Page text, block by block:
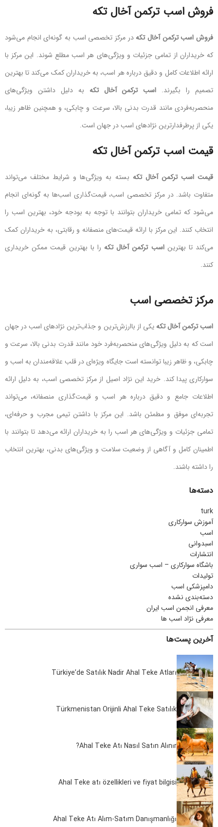
فروش اسب ترکمن آخال تکه
فروش اسب ترکمن آخال تکه در مرکز تخصصی اسب به گونه‌ای انجام می‌شود
که خریداران از تمامی جزئیات و ویژگی‌های هر اسب مطلع شوند. این مرکز با
ارائه اطلاعات کامل و دقیق درباره هر اسب، به خریداران کمک می‌کند تا بهترین
تصمیم را بگیرند. اسب ترکمن آخال تکه به دلیل داشتن ویژگی‌های
منحصربه‌فردی مانند قدرت بدنی بالا، سرعت و چابکی، و همچنین ظاهر زیبا،
یکی از پرطرفدارترین نژادهای اسب در جهان است.
قیمت اسب ترکمن آخال تکه
قیمت اسب ترکمن آخال تکه بسته به ویژگی‌ها و شرایط مختلف می‌تواند
متفاوت باشد. در مرکز تخصصی اسب، قیمت‌گذاری اسب‌ها به گونه‌ای انجام
می‌شود که تمامی خریداران بتوانند با توجه به بودجه خود، بهترین اسب را
انتخاب کنند. این مرکز با ارائه قیمت‌های منصفانه و رقابتی، به خریداران کمک
می‌کند تا بهتریناسب ترکمن آخال تکه را با بهترین قیمت ممکن خریداری
کنند.
مرکز تخصصی اسب
اسب ترکمن آخال تکه یکی از باارزش‌ترین و جذاب‌ترین نژادهای اسب در جهان
است که به دلیل ویژگی‌های منحصربه‌فرد خود مانند قدرت بدنی بالا، سرعت و
چابکی، و ظاهر زیبا توانسته است جایگاه ویژه‌ای در قلب علاقه‌مندان به اسب و
سوارکاری پیدا کند. خرید این نژاد اصیل از مرکز تخصصی اسب، به دلیل ارائه
اطلاعات جامع و دقیق درباره هر اسب و قیمت‌گذاری منصفانه، می‌تواند
تجربه‌ای موفق و مطمئن باشد. این مرکز با داشتن تیمی مجرب و حرفه‌ای،
تمامی جزئیات و ویژگی‌های هر اسب را به خریداران ارائه می‌دهد تا بتوانند با
اطمینان کامل و آگاهی از وضعیت سلامت و ویژگی‌های بدنی، بهترین انتخاب
را داشته باشند.
دسته‌ها
turk
آموزش سوارکاری
اسب
اسبدوانی
انتشارات
باشگاه سوارکاری – اسب سواری
تولیدات
دامپزشکی اسب
دسته‌بندی نشده
معرفی انجمن اسب ایران
معرفی نژاد اسب ها
آخرین پست‌ها
Türkiye’de Satılık Nadir Ahal Teke Atları
Türkmenistan Orijinli Ahal Teke Satılık
Ahal Teke Atı Nasıl Satın Alınır?
Ahal Teke atı özellikleri ve fiyat bilgisi
Ahal Teke Atı Alım-Satım Danışmanlığı